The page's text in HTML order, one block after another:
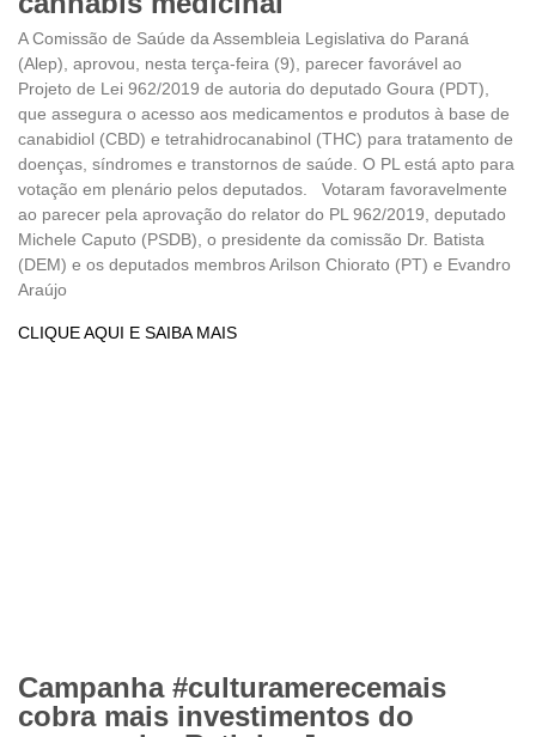
A Comissão de Saúde da Assembleia Legislativa do Paraná
(Alep), aprovou, nesta terça-feira (9), parecer favorável ao
Projeto de Lei 962/2019 de autoria do deputado Goura (PDT),
que assegura o acesso aos medicamentos e produtos à base de
canabidiol (CBD) e tetrahidrocanabinol (THC) para tratamento de
doenças, síndromes e transtornos de saúde. O PL está apto para
votação em plenário pelos deputados. Votaram favoravelmente
ao parecer pela aprovação do relator do PL 962/2019, deputado
Michele Caputo (PSDB), o presidente da comissão Dr. Batista
(DEM) e os deputados membros Arilson Chiorato (PT) e Evandro
Araújo
CLIQUE AQUI E SAIBA MAIS
Campanha #culturamerecemais
cobra mais investimentos do